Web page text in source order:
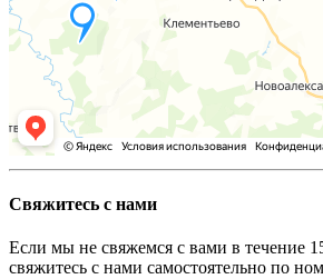
Свяжитесь с нами
Если мы не свяжемся с вами в течение
свяжитесь с нами самостоятельно по